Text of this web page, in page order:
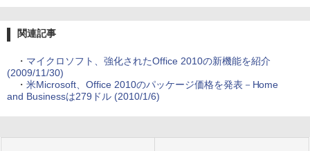
関連記事
・ マイクロソフト、強化されたOffice 2010の新機能を紹介
(2009/11/30)
・ 米Microsoft、Office 2010のパッケージ価格を発表－Home
and Businessは279ドル (2010/1/6)